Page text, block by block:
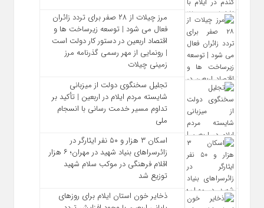
مرز چیلات از ۲۸ صفر برای تردد زائران
فعال می‌ شود | توسعه زیرساخت‌ ها و
اقتصاد اربعین در دستور کار دولت است
| رونمایی از مهر رسمی گذرنامه مرز
زمینی چیلات
تجلیل سخنگوی دولت از میزبانی
شایسته مردم ایلام در اربعین | تأکید بر
تداوم مسیر خدمت‌ رسانی با انسجام
ملی
اسکان ۳ هزار و ۵۰ نفر ایثارگر در
زائرسراهای بنیاد شهید در مهران؛ ۶ هزار
اقلام فرهنگی در موکب سلام شهید
توزیع شد
ذخایر خون استان ایلام برای روزهای